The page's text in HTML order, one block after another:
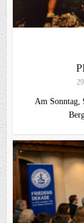
Am Sonntag,